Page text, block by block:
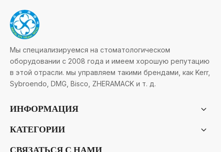
Мы специализируемся на стоматологическом
оборудовании с 2008 года и имеем хорошую репутацию
в этой отрасли. мы управляем такими брендами, как Kerr,
Sybroendo, DMG, Bisco, ZHERAMACK и т. д.
ИНФОРМАЦИЯ
КАТЕГОРИИ